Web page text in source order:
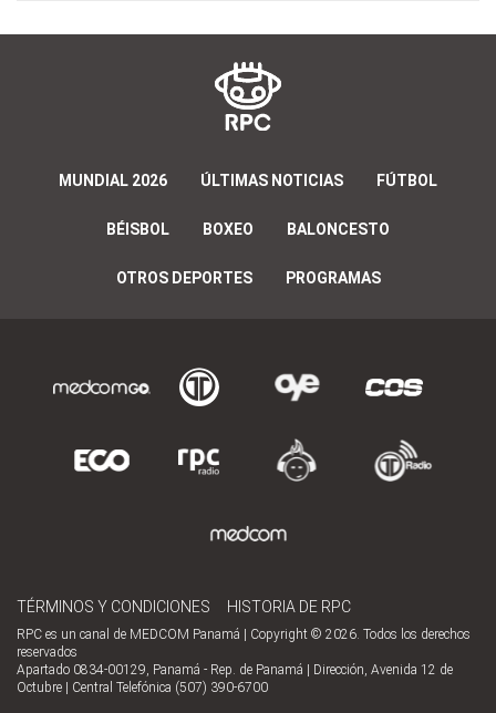
MUNDIAL 2026 ÚLTIMAS NOTICIAS FÚTBOL
BÉISBOL BOXEO BALONCESTO
OTROS DEPORTES PROGRAMAS
TÉRMINOS Y CONDICIONES HISTORIA DE RPC
RPC es un canal de MEDCOM Panamá | Copyright © 2026. Todos los derechos
reservados
Apartado 0834-00129, Panamá - Rep. de Panamá | Dirección, Avenida 12 de
Octubre | Central Telefónica (507) 390-6700